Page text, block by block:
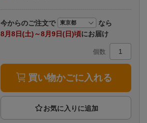
エンタメニュース
推し楽
今からのご注文で
なら
8月8日(土)～8月9日(日)頃にお届け
個数
買い物かごに入れる